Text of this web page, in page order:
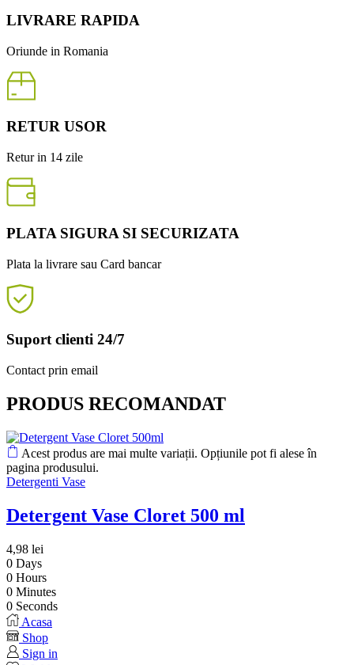
LIVRARE RAPIDA
Oriunde in Romania
RETUR USOR
Retur in 14 zile
PLATA SIGURA SI SECURIZATA
Plata la livrare sau Card bancar
Suport clienti 24/7
Contact prin email
PRODUS RECOMANDAT
Acest produs are mai multe variații. Opțiunile pot fi alese în
pagina produsului.
Detergenti Vase
Detergent Vase Cloret 500 ml
4,98 lei
0 Days
0 Hours
0 Minutes
0 Seconds
Acasa
Shop
Sign in